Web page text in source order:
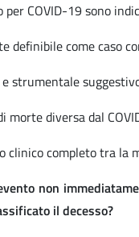
COVID-19 sono
definibile come caso
strumentale
morte diversa dal
clinico completo tra la
non
il decesso?